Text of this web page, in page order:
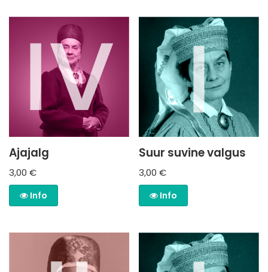
Ajajalg
3,00 €
Info
Suur suvine valgus
3,00€
Info